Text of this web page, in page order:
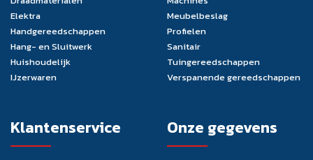
Elektra
Handgereedschappen
Hang- en Sluitwerk
Huishoudelijk
IJzerwaren
Meubelbeslag
Profielen
Sanitair
Tuingereedschappen
Verspanende gereedschappen
Klantenservice Onze gegevens